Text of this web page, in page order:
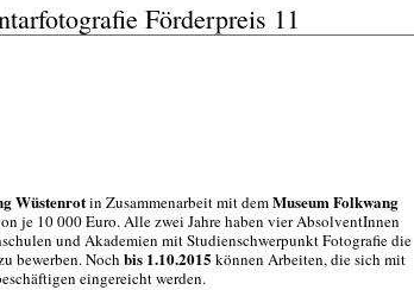
Förderpreis 11
Wüstenrotin Zusammenarbeit mit demMuseum Folkwang
je 10 000 Euro. Alle zwei Jahre haben vier AbsolventInnen
und Akademien mit Studienschwerpunkt Fotografie die
bewerben. Noch bis 1.10.2015 können Arbeiten, die sich mit
eingereicht werden.